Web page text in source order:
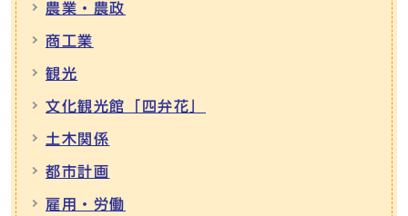
農業・農政
商工業
観光
文化観光館「四弁花」
土木関係
都市計画
雇用・労働